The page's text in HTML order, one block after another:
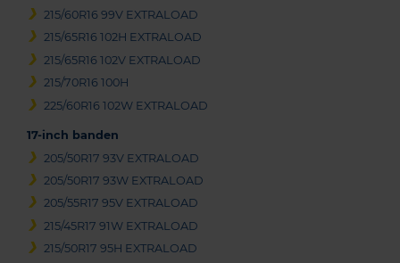
215/60R16 99V EXTRALOAD
215/65R16 102H EXTRALOAD
215/65R16 102V EXTRALOAD
215/70R16 100H
225/60R16 102W EXTRALOAD
17-inch banden
205/50R17 93V EXTRALOAD
205/50R17 93W EXTRALOAD
205/55R17 95V EXTRALOAD
215/45R17 91W EXTRALOAD
215/50R17 95H EXTRALOAD